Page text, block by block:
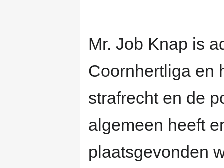
Mr. Job Knap is
Coornhertliga en
strafrecht en de
algemeen heeft
plaatsgevonden